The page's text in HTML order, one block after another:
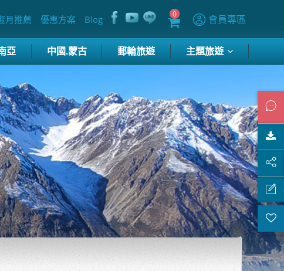
月推薦 優惠方案 Blog 0 會員專區
亞 中國.蒙古 郵輪旅遊 主題旅遊